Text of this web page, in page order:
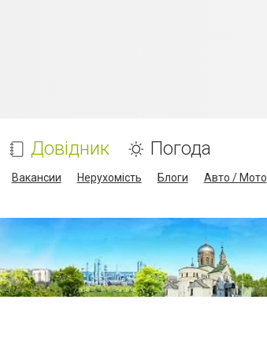
Довідник Погода
Вакансии Нерухомість Блоги Авто / Мото